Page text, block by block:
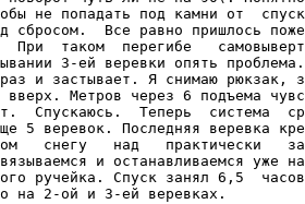
не попадать под камни от
сбросом.  Все равно пришлось
При  таком  перегибе
3-ей веревки опять
и застывает. Я снимаю рюкзак,
вверх. Метров через 6 подъема
Спускаюсь.  Теперь  система
5 веревок. Последняя веревка
снегу   над   практически
и останавливаемся уже
ручейка. Спуск занял 6,5
на 2-ой и 3-ей веревках.